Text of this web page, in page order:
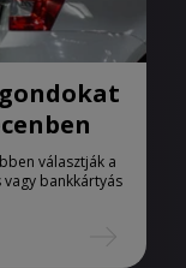
választják a
bankkártyás